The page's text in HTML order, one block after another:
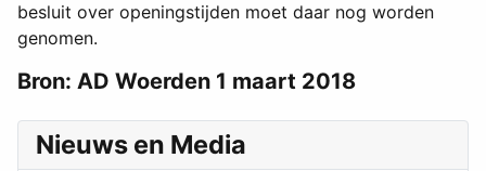
Nieuws en Media
besluit over openingstijden moet daar nog worden
genomen.
Bron: AD Woerden 1 maart 2018